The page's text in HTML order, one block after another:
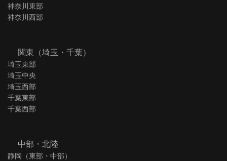
神奈川東部
神奈川西部
関東（埼玉・千葉）
埼玉東部
埼玉中央
埼玉西部
千葉東部
千葉西部
中部・北陸
静岡（東部・中部）